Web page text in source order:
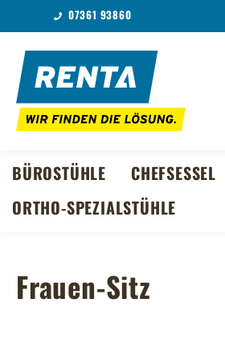
Hauptinhalt springen
Zur Suche springen
Zur Hauptnavigation springen
07361 93860
BÜROSTÜHLE CHEFSESSEL
ORTHO-SPEZIALSTÜHLE
Frauen-Sitz